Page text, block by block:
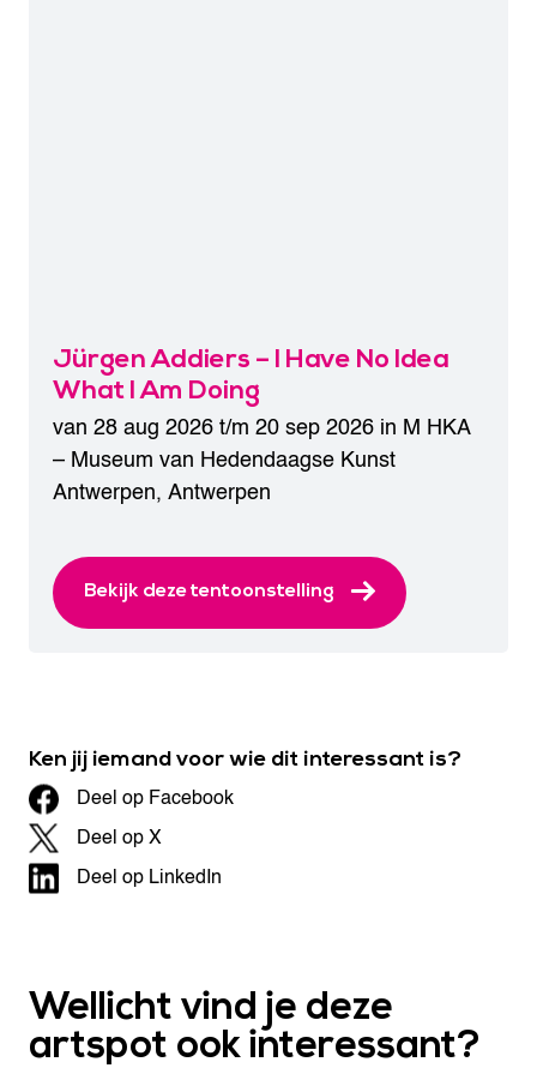
Jürgen Addiers – I Have No Idea
What I Am Doing
van 28 aug 2026 t/m 20 sep 2026 in M HKA
– Museum van Hedendaagse Kunst
Antwerpen, Antwerpen
Bekijk deze tentoonstelling
Ken jij iemand voor wie dit interessant is?
Deel op Facebook
Deel op X
Deel op LinkedIn
Wellicht vind je deze
artspot ook interessant?